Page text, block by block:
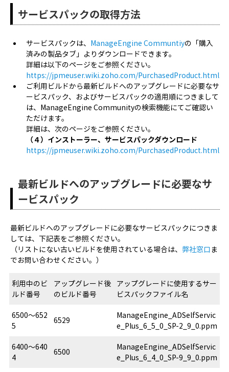
サービスパックの取得方法
サービスパックは、 ManageEngine Communtiyの「購入
済みの製品タブ」よりダウンロードできます。
詳細は以下のページをご参照ください。
https://jpmeuser.wiki.zoho.com/PurchasedProduct.html
ご利用ビルドから最新ビルドへのアップグレードに必要なサ
ービスパック、およびサービスパックの適用順につきまして
は、ManageEngine Communityの検索機能にてご確認い
ただけます。
詳細は、次のページをご参照ください。
（４）インストーラー、サービスパックダウンロード
https://jpmeuser.wiki.zoho.com/PurchasedProduct.html
最新ビルドへのアップグレードに必要なサ
ービスパック
最新ビルドへのアップグレードに必要なサービスパックにつきま
しては、下記表をご参照ください。
（リストにない古いビルドを使用されている場合は、 弊社窓口 ま
でお問い合わせください。）
利用中のビ
ルド番号
アップグレード後
のビルド番号
アップグレードに使用するサー
ビスパックファイル名
6500～652
5
6529
ManageEngine_ADSelfServic
e_Plus_6_5_0_SP-2_9_0.ppm
6400～640
4
6500
ManageEngine_ADSelfServic
e_Plus_6_4_0_SP-9_9_0.ppm